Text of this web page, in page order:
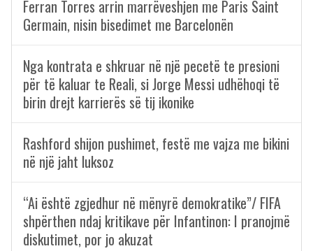
Ferran Torres arrin marrëveshjen me Paris Saint
Germain, nisin bisedimet me Barcelonën
Nga kontrata e shkruar në një pecetë te presioni
për të kaluar te Reali, si Jorge Messi udhëhoqi të
birin drejt karrierës së tij ikonike
Rashford shijon pushimet, festë me vajza me bikini
në një jaht luksoz
“Ai është zgjedhur në mënyrë demokratike”/ FIFA
shpërthen ndaj kritikave për Infantinon: I pranojmë
diskutimet, por jo akuzat